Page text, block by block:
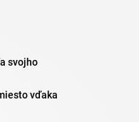
svojho
vďaka